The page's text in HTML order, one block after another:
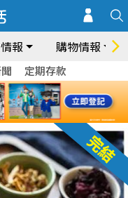
報 購物情報
定期存款